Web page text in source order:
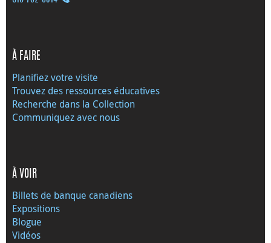
À FAIRE
Planifiez votre visite
Trouvez des ressources éducatives
Recherche dans la Collection
Communiquez avec nous
À VOIR
Billets de banque canadiens
Expositions
Blogue
Vidéos